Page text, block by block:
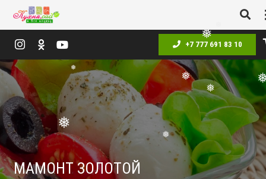
❅
❅
❅
❅
❅
❅
❅
+7 777 691 83 10
МАМОНТ ЗОЛОТОЙ